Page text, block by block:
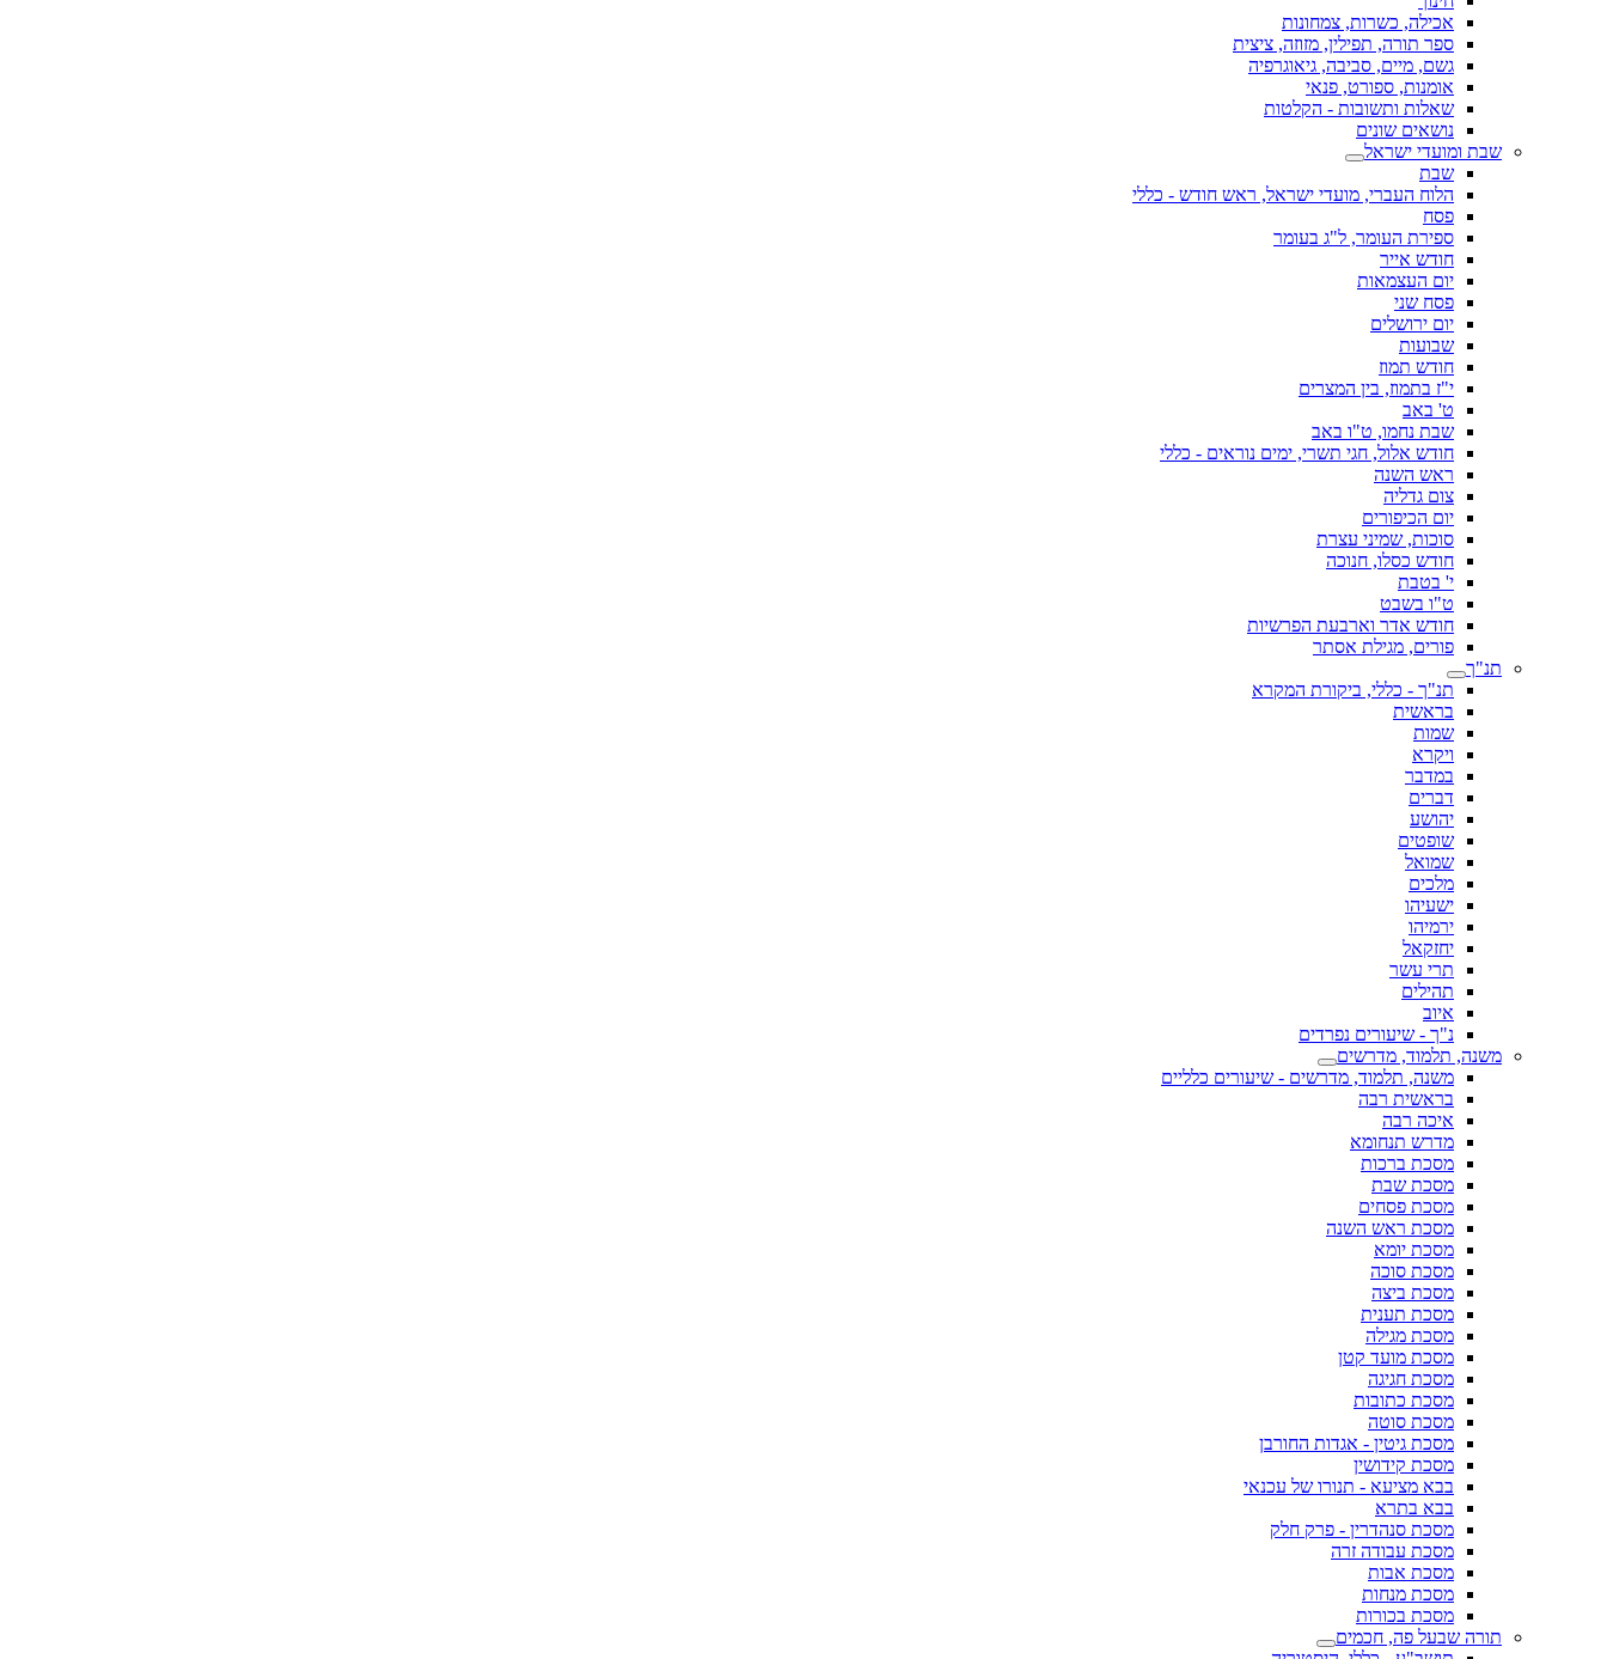
אכילה, כשרות, צמחונות
ספר תורה, תפילין, מזוזה, ציצית
גשם, מיים, סביבה, גיאוגרפיה
אומנות, ספורט, פנאי
שאלות ותשובות - הקלטות
נושאים שונים
שבת ומועדי ישראל
שבת
הלוח העברי, מועדי ישראל, ראש חודש - כללי
פסח
ספירת העומר, ל"ג בעומר
חודש אייר
יום העצמאות
פסח שני
יום ירושלים
שבועות
חודש תמוז
י"ז בתמוז, בין המצרים
ט' באב
שבת נחמו, ט"ו באב
חודש אלול, חגי תשרי, ימים נוראים - כללי
ראש השנה
צום גדליה
יום הכיפורים
סוכות, שמיני עצרת
חודש כסלו, חנוכה
י' בטבת
ט"ו בשבט
חודש אדר וארבעת הפרשיות
פורים, מגילת אסתר
תנ"ך
תנ"ך - כללי, ביקורת המקרא
בראשית
שמות
ויקרא
במדבר
דברים
יהושע
שופטים
שמואל
מלכים
ישעיהו
ירמיהו
יחזקאל
תרי עשר
תהילים
איוב
נ"ך - שיעורים נפרדים
משנה, תלמוד, מדרשים
משנה, תלמוד, מדרשים - שיעורים כלליים
בראשית רבה
איכה רבה
מדרש תנחומא
מסכת ברכות
מסכת שבת
מסכת פסחים
מסכת ראש השנה
מסכת יומא
מסכת סוכה
מסכת ביצה
מסכת תענית
מסכת מגילה
מסכת מועד קטן
מסכת חגיגה
מסכת כתובות
מסכת סוטה
מסכת גיטין - אגדות החורבן
מסכת קידושין
בבא מציעא - תנורו של עכנאי
בבא בתרא
מסכת סנהדרין - פרק חלק
מסכת עבודה זרה
מסכת אבות
מסכת מנחות
מסכת בכורות
תורה שבעל פה, חכמים